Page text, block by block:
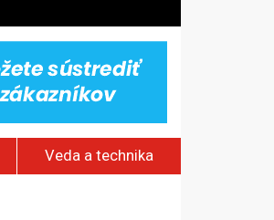
Veda a technika